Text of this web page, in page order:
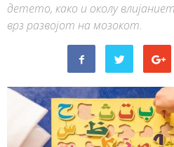
детето, како и околу
врз развојот на мозокот.